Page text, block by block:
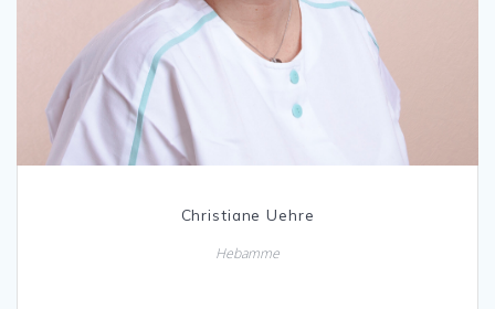
Christiane Uehre
Hebamme